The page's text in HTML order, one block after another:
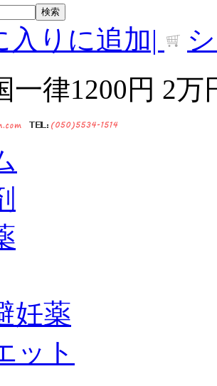
入りに追加|
一律1200円 2
妊薬
ット